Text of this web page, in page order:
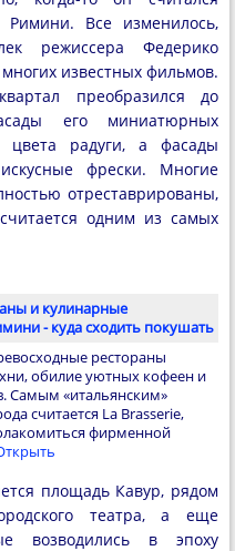
Римини. Все изменилось,
режиссера Федерико
известных фильмов.
преобразился до
его миниатюрных
радуги, а фасады
фрески. Многие
отреставрированы,
одним из самых
и кулинарные
- куда сходить покушать
рестораны
обилие уютных кофеен и
Самым «итальянским»
считается La Brasserie,
фирменной
площадь Кавур, рядом
театра, а еще
возводились в эпоху